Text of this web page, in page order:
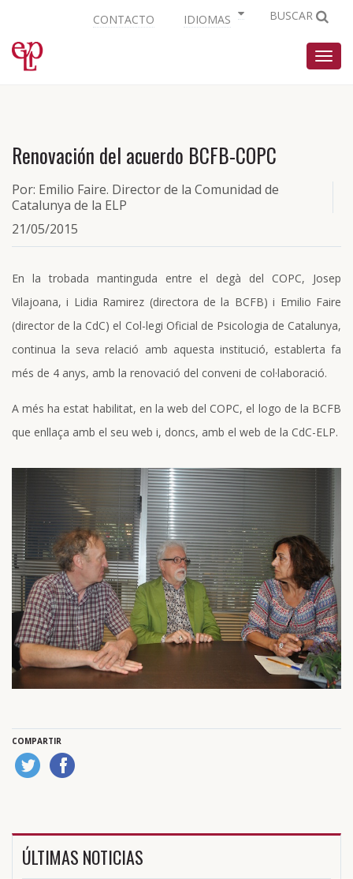
CONTACTO IDIOMAS BUSCAR
Renovación del acuerdo BCFB-COPC
Por: Emilio Faire. Director de la Comunidad de
Catalunya de la ELP
21/05/2015
En la trobada mantinguda entre el degà del COPC, Josep
Vilajoana, i Lidia Ramirez (directora de la BCFB) i Emilio Faire
(director de la CdC) el Col-legi Oficial de Psicologia de Catalunya,
continua la seva relació amb aquesta institució, establerta fa
més de 4 anys, amb la renovació del conveni de col·laboració.
A més ha estat habilitat, en la web del COPC, el logo de la BCFB
que enllaça amb el seu web i, doncs, amb el web de la CdC-ELP.
COMPARTIR
ÚLTIMAS NOTICIAS